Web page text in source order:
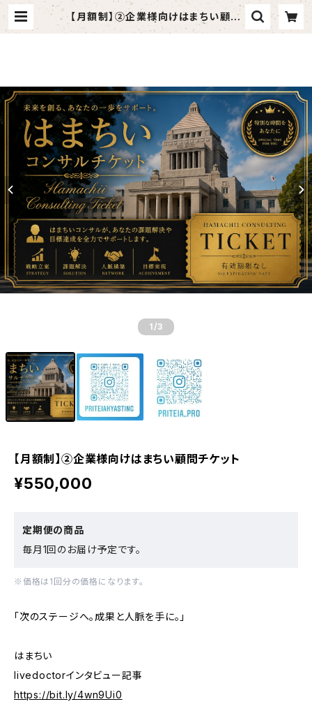
【月額制】②企業様向けはまちい顧問
チケット | priteia
1 /3
【月額制】②企業様向けはまちい顧問チケット
¥550,000
定期便の商品
毎月1回のお届け予定です。
※価格は1回分の価格になります。
「次のステージへ。成果と人脈を手に。」
はまちい
livedoctorインタビュー記事
https://bit.ly/4wn9Ui0